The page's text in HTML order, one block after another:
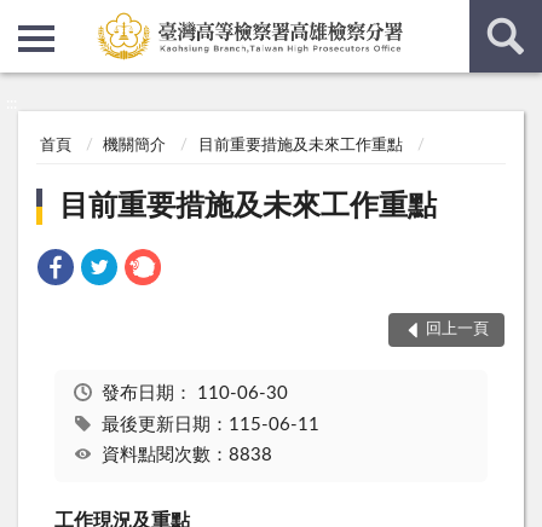
首頁 機關簡介 目前重要措施及未來工作重點
目前重要措施及未來工作重點
回上一頁
發布日期： 110-06-30
最後更新日期：115-06-11
資料點閱次數：8838
工作現況及重點